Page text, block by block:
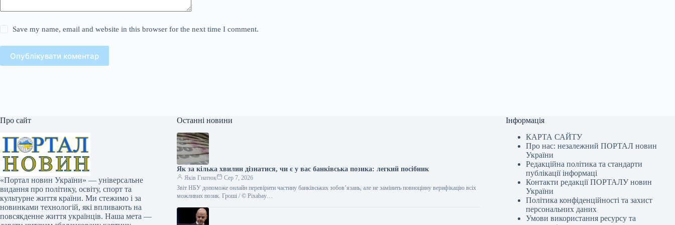
Save my name, email and website in this browser for the next time I comment.
Опублікувати коментар
Про сайт
«Портал новин України» — універсальне
видання про політику, освіту, спорт та
культурне життя країни. Ми стежимо і за
новинками технологій, які впливають на
повсякденне життя українців. Наша мета —
Останні новини
Як за кілька хвилин дізнатися, чи є у вас банківська позика: легкий посібник
Яків Гнатюк
Сер 7, 2026
Звіт НБУ допоможе онлайн перевірити частину банківських зобов’язань, але не замінить повноцінну верифікацію всіх
можливих позик. Гроші / © Pixabay…
Інформація
КАРТА САЙТУ
Про нас: незалежний ПОРТАЛ новин
України
Редакційна політика та стандарти
публікації інформаці
Контакти редакції ПОРТАЛУ новин
України
Політика конфіденційності та захист
персональних даних
Умови використання ресурсу та